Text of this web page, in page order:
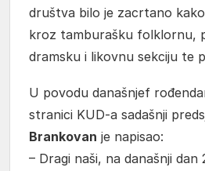
društva bilo je zacrtano
kroz tamburašku folklornu,
dramsku i likovnu sekciju te
U povodu današnjef
stranici KUD-a sadašnji
Brankovan je napisao:
– Dragi naši, na današnji dan